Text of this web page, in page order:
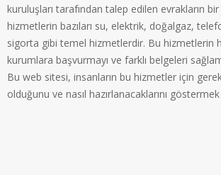
kuruluşları tarafından talep edilen evrakların
hizmetlerin bazıları su, elektrik, doğalgaz,
sigorta gibi temel hizmetlerdir. Bu hizmetlerin
kurumlara başvurmayı ve farklı belgeleri
Bu web sitesi, insanların bu hizmetler için
olduğunu ve nasıl hazırlanacaklarını